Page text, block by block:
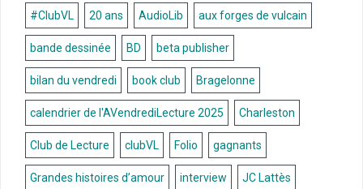
#ClubVL 20 ans AudioLib aux forges de vulcain
bande dessinée BD beta publisher
bilan du vendredi book club Bragelonne
calendrier de l'AVendrediLecture 2025 Charleston
Club de Lecture clubVL Folio gagnants
Grandes histoires d’amour interview JC Lattès